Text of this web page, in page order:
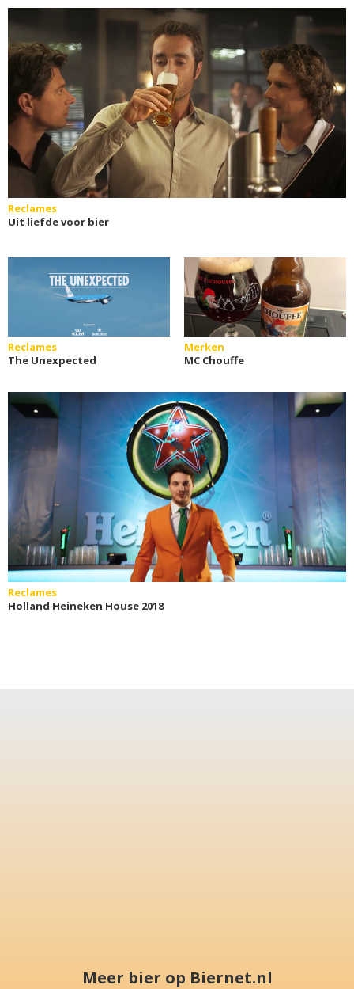
Reclames
Uit liefde voor bier
Reclames
The Unexpected
Merken
MC Chouffe
Reclames
Holland Heineken House 2018
Meer bier op Biernet.nl